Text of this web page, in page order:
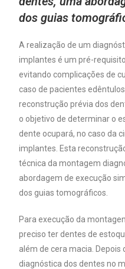
dos guias
A realização de um
implantes é um pré-
evitando complicações de
caso de pacientes
reconstrução prévia dos
o objetivo de determinar o
dente ocupará, no caso da
implantes. Esta
técnica da montagem
abordagem de execução
dos guias tomográficos.
Para execução da
preciso ter dentes de
além de cera macia.
diagnóstica dos dentes no